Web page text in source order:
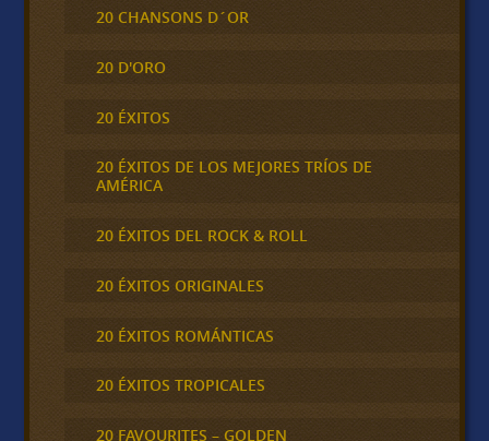
20 CHANSONS D´OR
20 D'ORO
20 ÉXITOS
20 ÉXITOS DE LOS MEJORES TRÍOS DE
AMÉRICA
20 ÉXITOS DEL ROCK & ROLL
20 ÉXITOS ORIGINALES
20 ÉXITOS ROMÁNTICAS
20 ÉXITOS TROPICALES
20 FAVOURITES – GOLDEN